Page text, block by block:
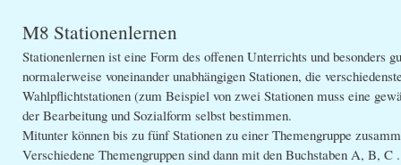
M8 Stationenlernen
Stationenlernen ist eine Form des offenen Unterrichts und besonders
normalerweise voneinander unabhängigen Stationen, die
Wahlpflichtstationen (zum Beispiel von zwei Stationen muss eine
der Bearbeitung und Sozialform selbst bestimmen.
Mitunter können bis zu fünf Stationen zu einer Themengruppe
Verschiedene Themengruppen sind dann mit den Buchstaben A, B, C